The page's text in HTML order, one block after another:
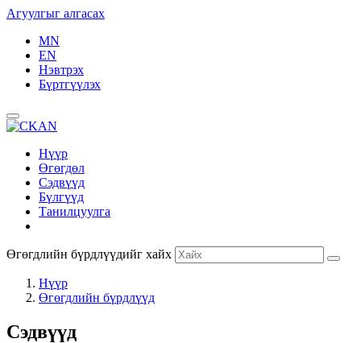
Агуулгыг алгасах
MN
EN
Нэвтрэх
Бүртгүүлэх
Нүүр
Өгөгдөл
Сэдвүүд
Бүлгүүд
Танилцуулга
Өгөгдлийн бүрдлүүдийг хайх
Нүүр
Өгөгдлийн бүрдлүүд
Сэдвүүд